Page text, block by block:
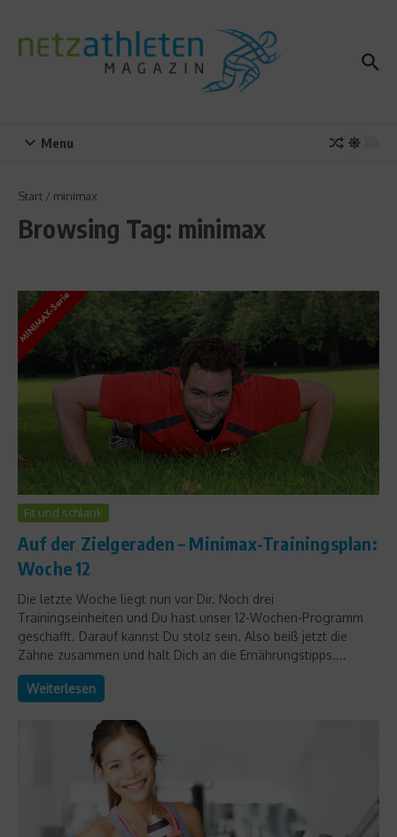
Menu
Start / minimax
Browsing Tag: minimax
Fit und schlank
Auf der Zielgeraden – Minimax-Trainingsplan:
Woche 12
Die letzte Woche liegt nun vor Dir. Noch drei
Trainingseinheiten und Du hast unser 12-Wochen-Programm
geschafft. Darauf kannst Du stolz sein. Also beiß jetzt die
Zähne zusammen und halt Dich an die Ernährungstipps....
Weiterlesen